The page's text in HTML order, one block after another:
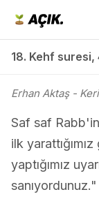
18. Kehf suresi,
Erhan Aktaş-
Saf saf
ilk
yaptığımız
sanıyordunuz."